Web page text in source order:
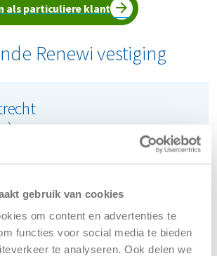
gebruik van cookies
om content en advertenties te
functies voor social media te bieden
te analyseren. Ook delen we
als particuliere klant
Renewi vestiging